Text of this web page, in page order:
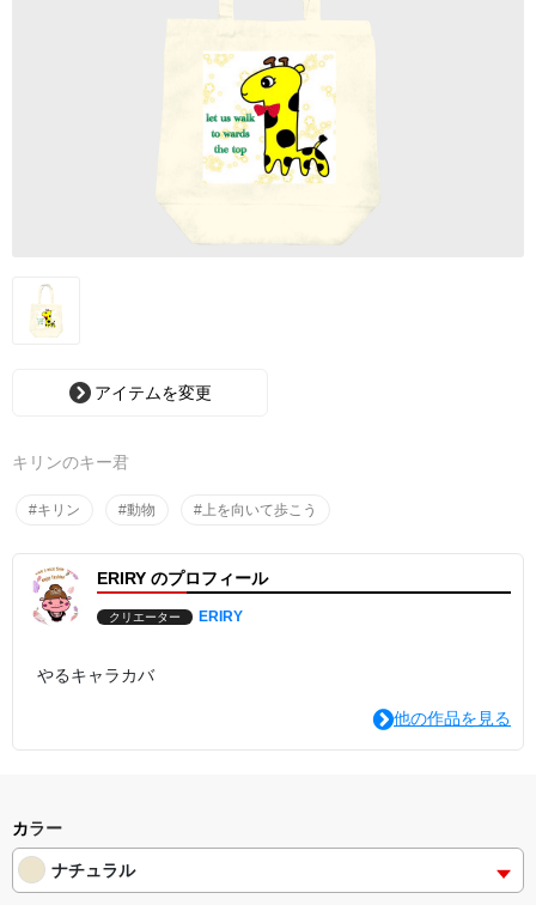
アイテムを変更
キリンのキー君
#キリン #動物 #上を向いて歩こう
ERIRY のプロフィール
クリエーター ERIRY
やるキャラカバ
他の作品を見る
カラー
ナチュラル